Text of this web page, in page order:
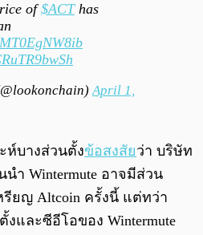
of$ACThas
April 1,
ห์บางส่วนตั้งข้อสงสัยว่า บริษัท
ำ Wintermute อาจมีส่วน
รียญ​ Altcoin ครั้งนี้ แต่ทว่า
งและซีอีโอของ Wintermute